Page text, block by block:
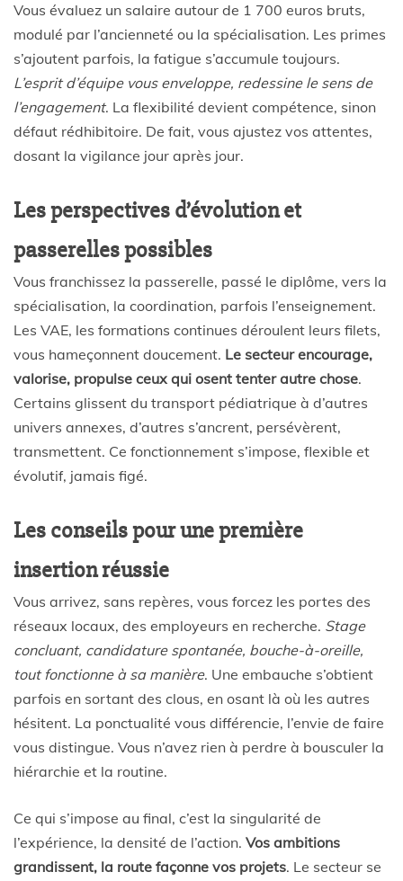
Vous évaluez un salaire autour de 1 700 euros bruts,
modulé par l’ancienneté ou la spécialisation. Les primes
s’ajoutent parfois, la fatigue s’accumule toujours.
L’esprit d’équipe vous enveloppe, redessine le sens de
l’engagement. La flexibilité devient compétence, sinon
défaut rédhibitoire. De fait, vous ajustez vos attentes,
dosant la vigilance jour après jour.
Les perspectives d’évolution et
passerelles possibles
Vous franchissez la passerelle, passé le diplôme, vers la
spécialisation, la coordination, parfois l’enseignement.
Les VAE, les formations continues déroulent leurs filets,
vous hameçonnent doucement. Le secteur encourage,
valorise, propulse ceux qui osent tenter autre chose.
Certains glissent du transport pédiatrique à d’autres
univers annexes, d’autres s’ancrent, persévèrent,
transmettent. Ce fonctionnement s’impose, flexible et
évolutif, jamais figé.
Les conseils pour une première
insertion réussie
Vous arrivez, sans repères, vous forcez les portes des
réseaux locaux, des employeurs en recherche. Stage
concluant, candidature spontanée, bouche-à-oreille,
tout fonctionne à sa manière. Une embauche s’obtient
parfois en sortant des clous, en osant là où les autres
hésitent. La ponctualité vous différencie, l’envie de faire
vous distingue. Vous n’avez rien à perdre à bousculer la
hiérarchie et la routine.
Ce qui s’impose au final, c’est la singularité de
l’expérience, la densité de l’action. Vos ambitions
grandissent, la route façonne vos projets. Le secteur se